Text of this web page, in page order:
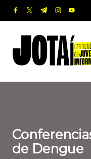
Saltar
contenido
facebook.com
twitter.com
t.me instagram.com
o
t
revista
de
Informada
de Dengue